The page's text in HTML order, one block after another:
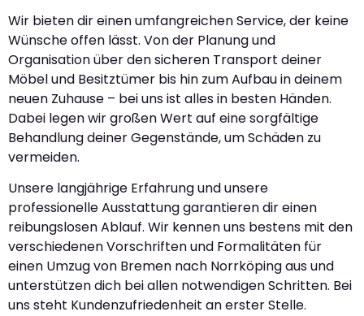
Wir bieten dir einen umfangreichen Service, der keine
Wünsche offen lässt. Von der Planung und
Organisation über den sicheren Transport deiner
Möbel und Besitztümer bis hin zum Aufbau in deinem
neuen Zuhause – bei uns ist alles in besten Händen.
Dabei legen wir großen Wert auf eine sorgfältige
Behandlung deiner Gegenstände, um Schäden zu
vermeiden.
Unsere langjährige Erfahrung und unsere
professionelle Ausstattung garantieren dir einen
reibungslosen Ablauf. Wir kennen uns bestens mit den
verschiedenen Vorschriften und Formalitäten für
einen Umzug von Bremen nach Norrköping aus und
unterstützen dich bei allen notwendigen Schritten. Bei
uns steht Kundenzufriedenheit an erster Stelle.